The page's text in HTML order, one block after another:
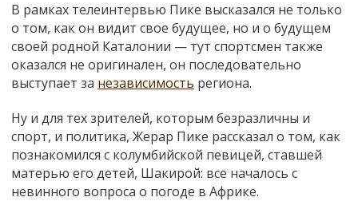
В рамках телеинтервью Пике высказался не только
о том, как он видит свое будущее, но и о будущем
своей родной Каталонии — тут спортсмен также
оказался не оригинален, он последовательно
выступает за независимость региона.
Ну и для тех зрителей, которым безразличны и
спорт, и политика, Жерар Пике рассказал о том, как
познакомился с колумбийской певицей, ставшей
матерью его детей, Шакирой: все началось с
невинного вопроса о погоде в Африке.